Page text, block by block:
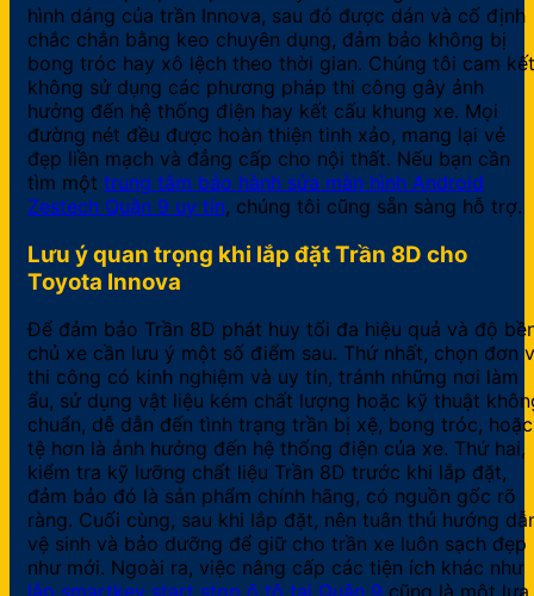
hình dáng của trần Innova, sau đó được dán và cố định
chắc chắn bằng keo chuyên dụng, đảm bảo không bị
bong tróc hay xô lệch theo thời gian. Chúng tôi cam kết
không sử dụng các phương pháp thi công gây ảnh
hưởng đến hệ thống điện hay kết cấu khung xe. Mọi
đường nét đều được hoàn thiện tinh xảo, mang lại vẻ
đẹp liền mạch và đẳng cấp cho nội thất. Nếu bạn cần
tìm một trung tâm bảo hành sửa màn hình Android
Zestech Quận 9 uy tín, chúng tôi cũng sẵn sàng hỗ trợ.
Lưu ý quan trọng khi lắp đặt Trần 8D cho
Toyota Innova
Để đảm bảo Trần 8D phát huy tối đa hiệu quả và độ
chủ xe cần lưu ý một số điểm sau. Thứ nhất, chọn đơn
thi công có kinh nghiệm và uy tín, tránh những nơi làm
ẩu, sử dụng vật liệu kém chất lượng hoặc kỹ thuật
chuẩn, dễ dẫn đến tình trạng trần bị xệ, bong tróc, hoặc
tệ hơn là ảnh hưởng đến hệ thống điện của xe. Thứ hai,
kiểm tra kỹ lưỡng chất liệu Trần 8D trước khi lắp đặt,
đảm bảo đó là sản phẩm chính hãng, có nguồn gốc rõ
ràng. Cuối cùng, sau khi lắp đặt, nên tuân thủ hướng
vệ sinh và bảo dưỡng để giữ cho trần xe luôn sạch đẹp
như mới. Ngoài ra, việc nâng cấp các tiện ích khác như